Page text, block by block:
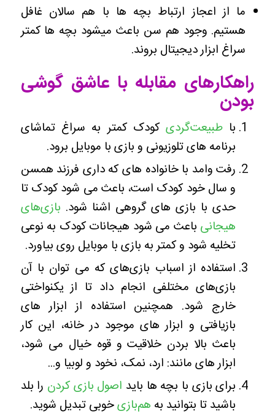
ما از اعجاز ارتباط بچه ها با هم سالان غافل
هستیم. وجود هم سن باعث میشود بچه ها کمتر
سراغ ابزار دیجیتال بروند.
راهکارهای مقابله با عاشق گوشی
بودن
با طبیعت‌گردیکودک کمتر به سراغ تماشای
برنامه های تلوزیونی و بازی با موبایل برود.
رفت وامد با خانواده های که داری فرزند همسن
و سال خود کودک است، باعث می شود کودک تا
حدی با بازی های گروهی اشنا شود. بازی‌های
هیجانی باعث می شود هیجانات کودک به نوعی
تخلیه شود و کمتر به بازی با موبایل روی بیاورد.
استفاده از اسباب بازی‌های که می توان با آن
بازی‌های مختلفی انجام داد تا از یکنواختی
خارج شود. همچنین استفاده از ابزار های
بازیافتی و ابزار های موجود در خانه، این کار
باعث بالا بردن خلاقیت و قوه خیال می شود،
ابزار های مانند: ارد، نمک، نخود و لوبیا و.‌..
برای بازی با بچه ها باید اصول بازی کردن را بلد
باشید تا بتوانید به هم‌بازیخوبی تبدیل شوید.